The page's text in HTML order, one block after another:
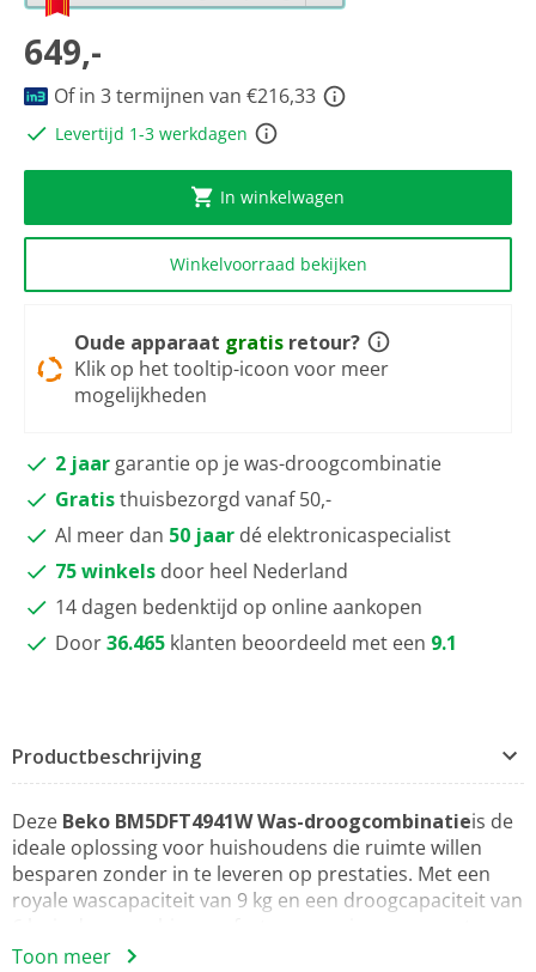
knop
opent
Youreko’s
tool
voor
energiebesparing.
649,-
Of in 3 termijnen van €216,33
Levertijd 1-3 werkdagen
In winkelwagen
Winkelvoorraad bekijken
Oude apparaat gratis retour?
Klik op het tooltip-icoon voor meer
mogelijkheden
2 jaar garantie op je was-droogcombinatie
Gratisthuisbezorgd vanaf 50,-
Al meer dan 50 jaar dé elektronicaspecialist
75 winkels door heel Nederland
14 dagen bedenktijd op online aankopen
Door36.465 klanten beoordeeld met een 9.1
Productbeschrijving
Deze Beko BM5DFT4941W Was-droogcombinatieis de
ideale oplossing voor huishoudens die ruimte willen
besparen zonder in te leveren op prestaties. Met een
royale wascapaciteit van 9 kg en een droogcapaciteit van
wasbeurten. Dankzij het maximale centrifugetoerental
Toon meer